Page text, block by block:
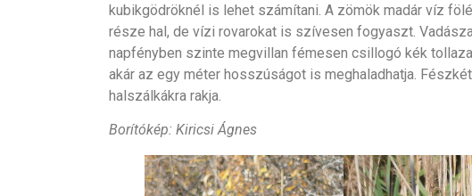
kubikgödröknél is lehet számítani. A zömök madár víz
része hal, de vízi rovarokat is szívesen fogyaszt.
napfényben szinte megvillan fémesen csillogó kék
akár az egy méter hosszúságot is meghaladhatja.
halszálkákra rakja.
Borítókép: Kiricsi Ágnes